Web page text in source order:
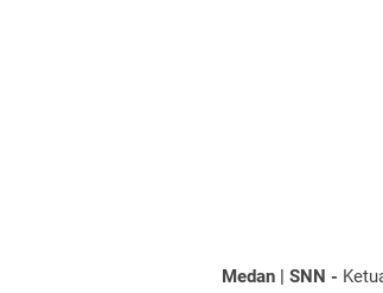
Medan | SNN -